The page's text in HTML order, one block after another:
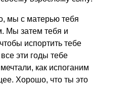
мы с матерью тебя
Мы затем тебя и
испортить тебе
эти годы тебе
как испоганим
Хорошо, что ты это